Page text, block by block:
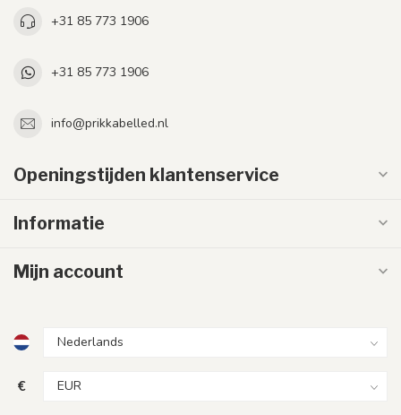
+31 85 773 1906
+31 85 773 1906
info@prikkabelled.nl
Openingstijden klantenservice
Informatie
Mijn account
€